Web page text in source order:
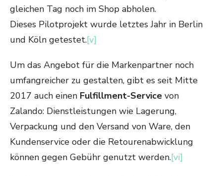
gleichen Tag noch im Shop abholen.
Dieses Pilotprojekt wurde letztes Jahr in Berlin
und Köln getestet.[v]
Um das Angebot für die Markenpartner noch
umfangreicher zu gestalten, gibt es seit Mitte
2017 auch einen Fulfillment-Service von
Zalando: Dienstleistungen wie Lagerung,
Verpackung und den Versand von Ware, den
Kundenservice oder die Retourenabwicklung
können gegen Gebühr genutzt werden.[vi]